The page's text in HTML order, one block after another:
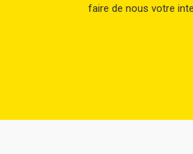
faire de nous votre